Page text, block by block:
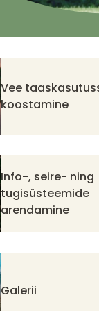
Vee
koostamine
Info-, seire- ning
tugisüsteemide
arendamine
Galerii